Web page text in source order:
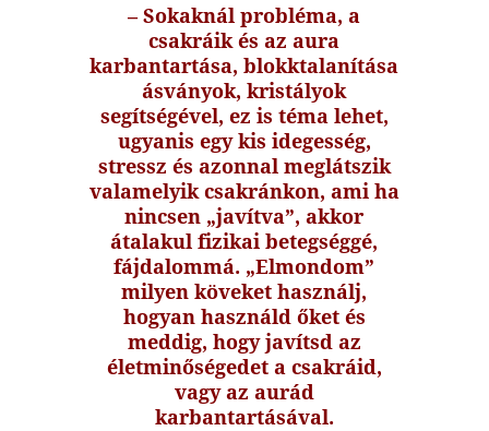
– Sokaknál probléma, a
csakráik és az aura
karbantartása, blokktalanítása
ásványok, kristályok
segítségével, ez is téma lehet,
ugyanis egy kis idegesség,
stressz és azonnal meglátszik
valamelyik csakránkon, ami ha
nincsen „javítva”, akkor
átalakul fizikai betegséggé,
fájdalommá. „Elmondom”
milyen köveket használj,
hogyan használd őket és
meddig, hogy javítsd az
életminőségedet a csakráid,
vagy az aurád
karbantartásával.